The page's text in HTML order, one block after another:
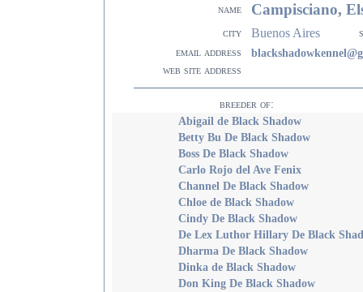
name Campisciano,
city Buenos Aires
email address
web site address
breeder of:
Abigail de Black Shadow
Betty Bu De Black Shadow
Boss De Black Shadow
Carlo Rojo del Ave Fenix
Channel De Black Shadow
Chloe de Black Shadow
Cindy De Black Shadow
De Lex Luthor Hillary De Black
Dharma De Black Shadow
Dinka de Black Shadow
Don King De Black Shadow